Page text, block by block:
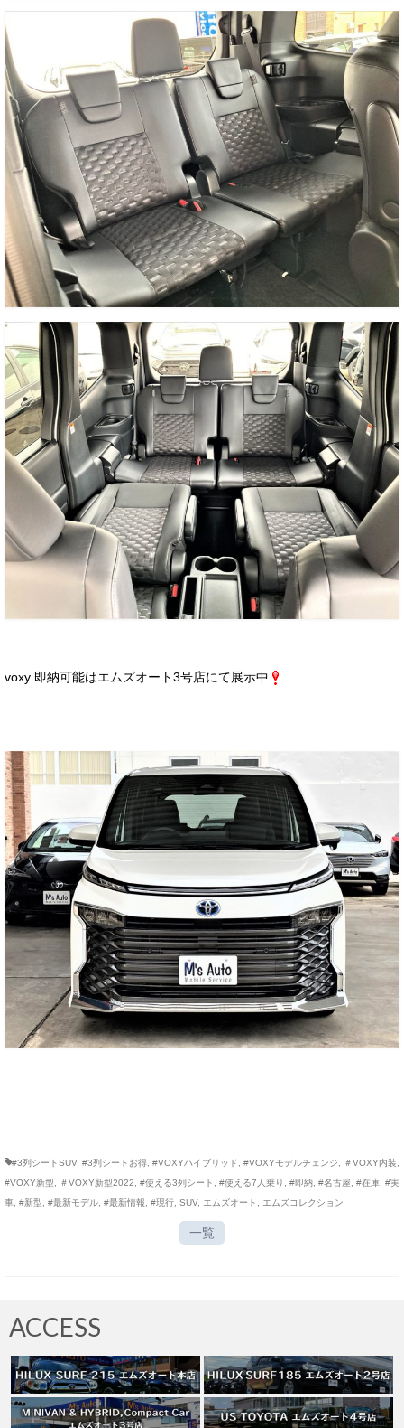
voxy 即納可能はエムズオート3号店にて展示中
#3列シートSUV, #3列シートお得 #VOXYハイブリッド #VOXYモデルチェンジ ＃VOXY内装
#VOXY新型
＃VOXY新型2022 #使える3列シート #使える7人乗り #即納 #名古屋 #在庫 #実
車
#新型 #最新モデル #最新情報 #現行 SUV, エムズオート エムズコレクション
一覧
ACCESS